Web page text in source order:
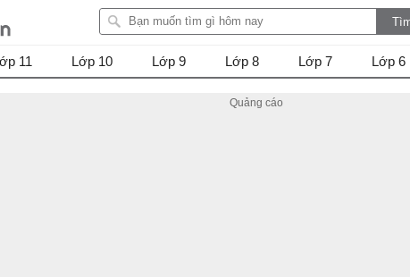
11 Lớp 10 Lớp 9 Lớp 8 Lớp 7 Lớp 6